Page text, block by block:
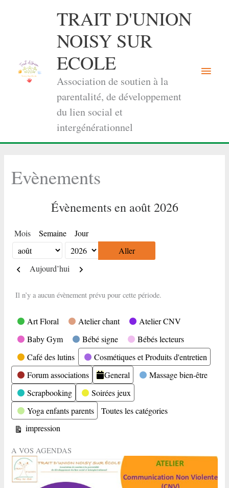
TRAIT D'UNION
NOISY SUR
ECOLE
Association de soutien à la
parentalité, de développement
du lien social et
intergénérationnel
Menu
Evènements
Évènements en août 2026
Mois Semaine Jour
Mois
Année
Précédent
Aujourd’hui Suivant
Il n’y a aucun évènement prévu pour cette période.
Catégories
Art Floral Atelier chant
Atelier CNV
Baby Gym
Bébé signe
Bébés lecteurs
Café des lutins
Cosmétiques et Produits d'entretien
Forum associations
General
Massage bien-être
Scrapbooking
Soirées jeux
Yoga enfants parents
Toutes les catégories
Vue
impression
A VOS AGENDAS